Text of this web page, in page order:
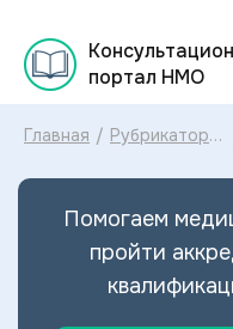
портал НМО
Главная / Рубрикатор
рекомендаций
Помогаем
пройти